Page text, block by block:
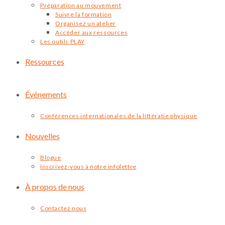
Préparation au mouvement
Suivre la formation
Organisez un atelier
Accéder aux ressources
Les outils PLAY
Ressources
Événements
Conférences internationales de la littératie physique
Nouvelles
Blogue
Inscrivez-vous à notre infolettre
À propos de nous
Contactez nous